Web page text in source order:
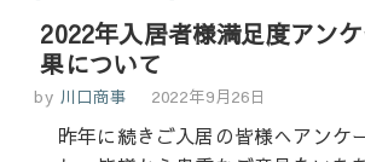
2022年入居者様満足度アン
果について
by 川口商事 2022年9月26日
昨年に続きご入居の皆様へアンケ